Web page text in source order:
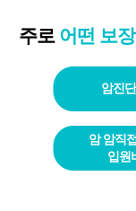
주로 어떤 보
암진단
암 암직
입원